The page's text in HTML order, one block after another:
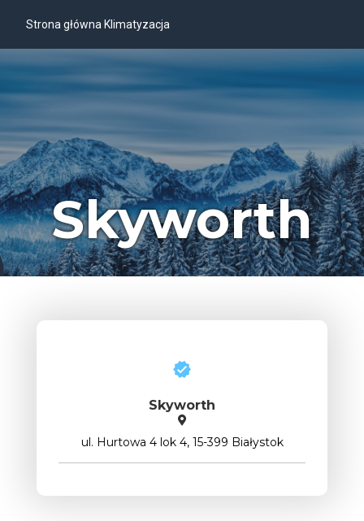
Strona główna Klimatyzacja
Skyworth
Skyworth
ul. Hurtowa 4 lok 4, 15-399 Białystok